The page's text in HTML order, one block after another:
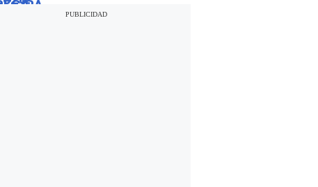
pagar los